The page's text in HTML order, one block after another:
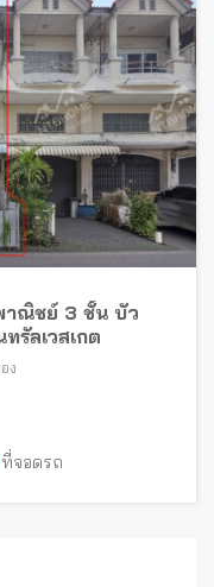
าณิชย์ 3 ชั้น บัว
รัลเวสเกต
ง
ที่จอดรถ